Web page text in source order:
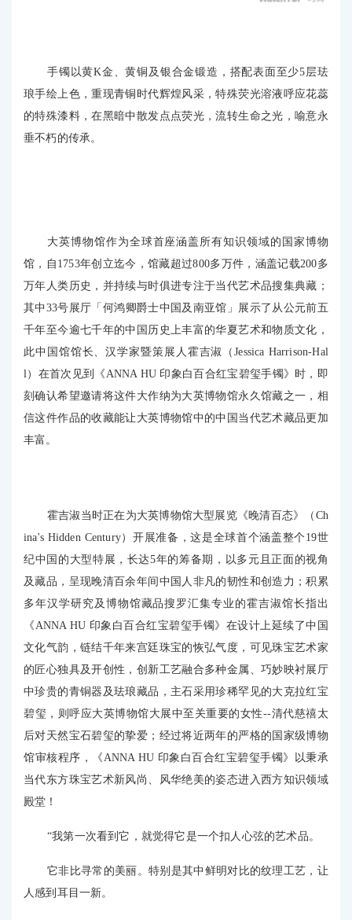
手镯以黄K金、黄铜及银合金锻造，搭配表面至少5层珐
琅手绘上色，重现青铜时代辉煌风采，特殊荧光溶液呼应花蕊
的特殊漆料，在黑暗中散发点点荧光，流转生命之光，喻意永
垂不朽的传承。
大英博物馆作为全球首座涵盖所有知识领域的国家博物
馆，自1753年创立迄今，馆藏超过800多万件，涵盖记载200多
万年人类历史，并持续与时俱进专注于当代艺术品搜集典藏；
其中33号展厅「何鸿卿爵士中国及南亚馆」展示了从公元前五
千年至今逾七千年的中国历史上丰富的华夏艺术和物质文化，
此中国馆馆长、汉学家暨策展人霍吉淑（Jessica Harrison-Hal
l）在首次见到《ANNA HU 印象白百合红宝碧玺手镯》时，即
刻确认希望邀请将这件大作纳为大英博物馆永久馆藏之一，相
信这件作品的收藏能让大英博物馆中的中国当代艺术藏品更加
丰富。
霍吉淑当时正在为大英博物馆大型展览《晚清百态》（Ch
ina's Hidden Century）开展准备，这是全球首个涵盖整个19世
纪中国的大型特展，长达5年的筹备期，以多元且正面的视角
及藏品，呈现晚清百余年间中国人非凡的韧性和创造力；积累
多年汉学研究及博物馆藏品搜罗汇集专业的霍吉淑馆长指出
《ANNA HU 印象白百合红宝碧玺手镯》在设计上延续了中国
文化气韵，链结千年来宫廷珠宝的恢弘气度，可见珠宝艺术家
的匠心独具及开创性，创新工艺融合多种金属、巧妙映衬展厅
中珍贵的青铜器及珐琅藏品，主石采用珍稀罕见的大克拉红宝
碧玺，则呼应大英博物馆大展中至关重要的女性--清代慈禧太
后对天然宝石碧玺的挚爱；经过将近两年的严格的国家级博物
馆审核程序，《ANNA HU 印象白百合红宝碧玺手镯》以秉承
当代东方珠宝艺术新风尚、风华绝美的姿态进入西方知识领域
殿堂！
“我第一次看到它，就觉得它是一个扣人心弦的艺术品。
它非比寻常的美丽。特别是其中鲜明对比的纹理工艺，让
人感到耳目一新。